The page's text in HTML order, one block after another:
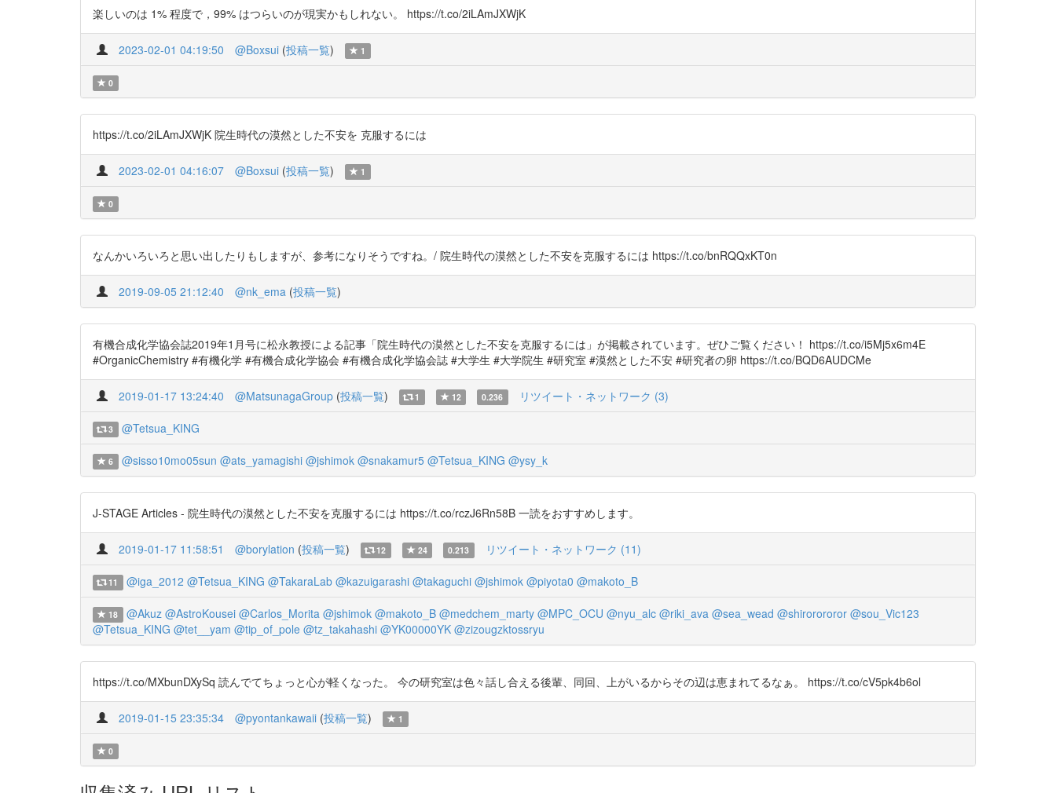
楽しいのは 1% 程度で，99% はつらいのが現実かもしれない。 https://t.co/2iLAmJXWjK
2023-02-01 04:19:50 @Boxsui (投稿一覧) 1
0
https://t.co/2iLAmJXWjK 院生時代の漠然とした不安を 克服するには
2023-02-01 04:16:07 @Boxsui (投稿一覧) 1
0
なんかいろいろと思い出したりもしますが、参考になりそうですね。/ 院生時代の漠然とした不安を克服するには https://t.co/bnRQQxKT0n
2019-09-05 21:12:40 @nk_ema (投稿一覧)
有機合成化学協会誌2019年1月号に松永教授による記事「院生時代の漠然とした不安を克服するには」が掲載されています。ぜひご覧ください！ https://t.co/i5Mj5x6m4E
#OrganicChemistry #有機化学 #有機合成化学協会 #有機合成化学協会誌 #大学生 #大学院生 #研究室 #漠然とした不安 #研究者の卵 https://t.co/BQD6AUDCMe
2019-01-17 13:24:40 @MatsunagaGroup (投稿一覧) 1 12 0.236 リツイート・ネットワーク (3)
3 @Tetsua_KING
6 @sisso10mo05sun @ats_yamagishi @jshimok @snakamur5 @Tetsua_KING @ysy_k
J-STAGE Articles - 院生時代の漠然とした不安を克服するには https://t.co/rczJ6Rn58B 一読をおすすめします。
2019-01-17 11:58:51 @borylation (投稿一覧) 12 24 0.213 リツイート・ネットワーク (11)
11 @iga_2012 @Tetsua_KING @TakaraLab @kazuigarashi @takaguchi @jshimok @piyota0 @makoto_B
18 @Akuz @AstroKousei @Carlos_Morita @jshimok @makoto_B @medchem_marty @MPC_OCU @nyu_alc @riki_ava @sea_wead @shirorororor @sou_Vic123
@Tetsua_KING @tet__yam @tip_of_pole @tz_takahashi @YK00000YK @zizougzktossryu
https://t.co/MXbunDXySq 読んでてちょっと心が軽くなった。 今の研究室は色々話し合える後輩、同回、上がいるからその辺は恵まれてるなぁ。 https://t.co/cV5pk4b6ol
2019-01-15 23:35:34 @pyontankawaii (投稿一覧) 1
0